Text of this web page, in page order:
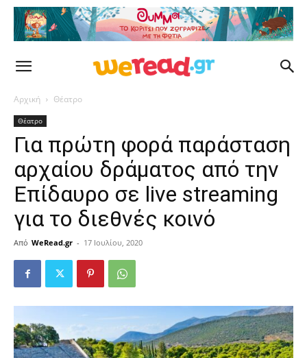
Αρχική Θέατρο
Θέατρο
Για πρώτη φορά παράσταση
αρχαίου δράματος από την
Επίδαυρο σε live streaming
για το διεθνές κοινό
Από WeRead.gr - 17 Ιουλίου, 2020